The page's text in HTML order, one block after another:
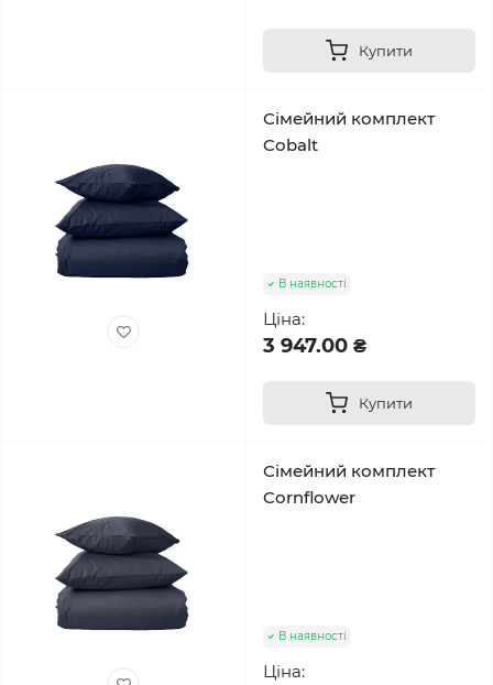
Купити
Сімейний комплект
Cobalt
В наявності
Ціна:
3 947.00 ₴
Купити
Сімейний комплект
Cornflower
В наявності
Ціна: